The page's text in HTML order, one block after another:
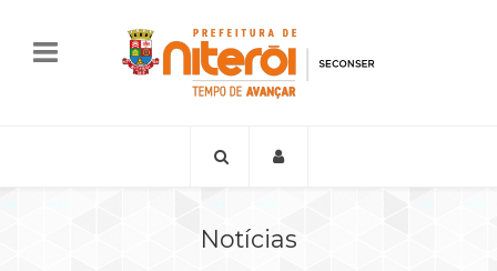
Notícias